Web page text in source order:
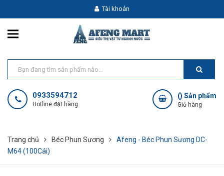
Tài khoản
0933594712
Hotline đặt hàng
() Sản phẩm
Giỏ hàng
Trang chủ Béc Phun Sương
Afeng - Béc Phun Sương DC-
M64 (100Cái)